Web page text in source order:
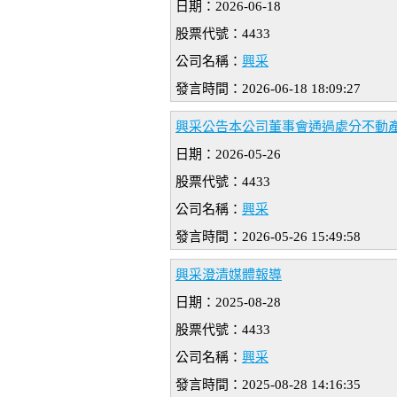
日期：2026-06-18
股票代號：4433
公司名稱： 興采
發言時間：2026-06-18 18:09:27
興采公告本公司董事會通過處分不動
日期：2026-05-26
股票代號：4433
公司名稱： 興采
發言時間：2026-05-26 15:49:58
興采澄清媒體報導
日期：2025-08-28
股票代號：4433
公司名稱： 興采
發言時間：2025-08-28 14:16:35